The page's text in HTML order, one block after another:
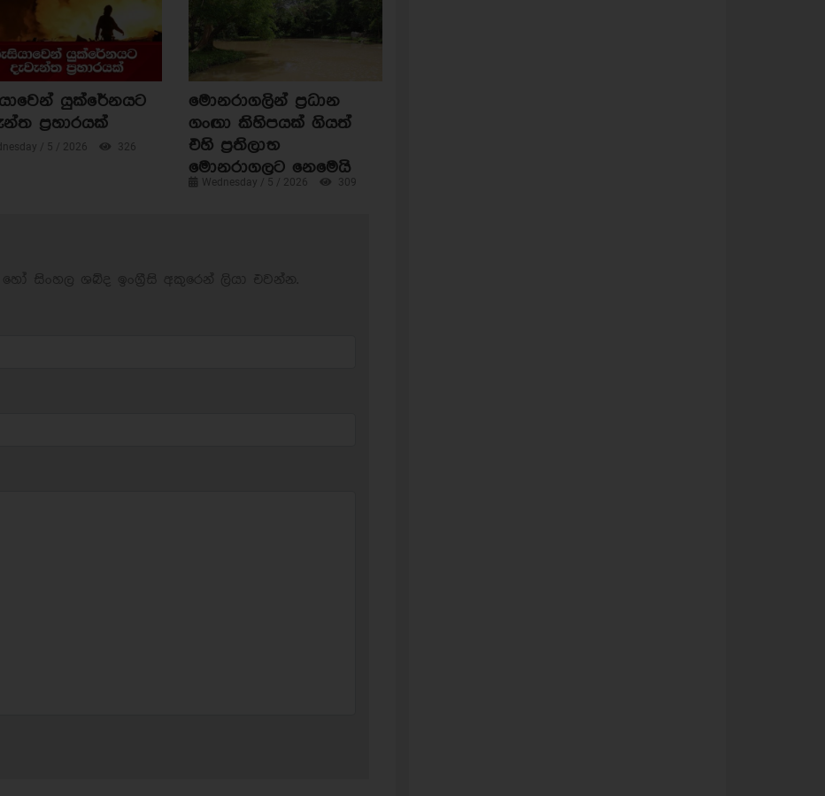
යුක්රේනයට
ප්‍රහාරයක්
/ 5 / 2026 326
මොනරාගලින් ප්‍රධාන
ගංඟා කිහිපයක් ගියත්
එහි ප්‍රතිලාභ
මොනරාගලට නෙමෙයි
Wednesday / 5 / 2026 309